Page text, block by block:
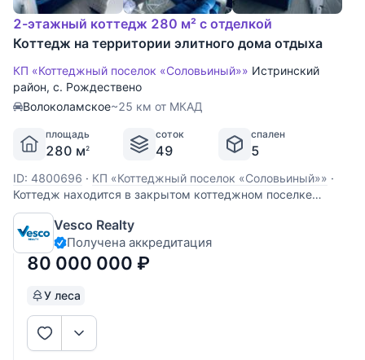
2-этажный коттедж 280 м² с отделкой
Коттедж на территории элитного дома отдыха
КП «Коттеджный поселок «Соловьиный»» Истринский
район, с. Рождествено
Волоколамское~25 км от МКАД
площадь
280 м2
соток
49
спален
5
ID: 4800696 · КП «Коттеджный поселок «Соловьиный»» ·
Коттедж находится в закрытом коттеджном поселке
Соловьиный, на территории дома отдыха Снегири
(управлении делами президента). 25 км от МКАД по
Волоколамскому шоссе или 40 км от МКАД по Новой Риге.
Дом канадская конструкция (каркасный), в 2020 году
Vesco Realty
Получена аккредитация
80 000 000 ₽
У леса